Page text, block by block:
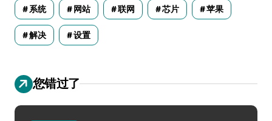
系统 网站 联网 芯片 苹果
解决 设置
您错过了